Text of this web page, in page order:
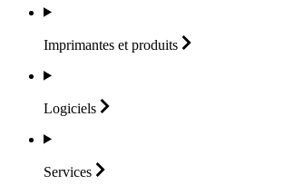
Imprimantes et produits
Logiciels
Services